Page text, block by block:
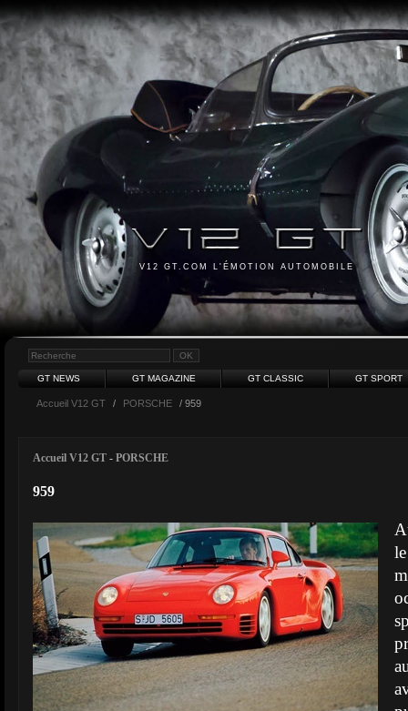
V12 GT.COM L'ÉMOTION AUTOMOBILE
GT NEWS GT MAGAZINE GT CLASSIC GT SPORT
Accueil V12 GT / PORSCHE / 959
Accueil V12 GT - PORSCHE
959